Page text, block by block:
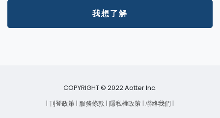
我想了解
COPYRIGHT © 2022 Aotter Inc.
| 刊登政策 | 服務條款 | 隱私權政策 | 聯絡我們 |